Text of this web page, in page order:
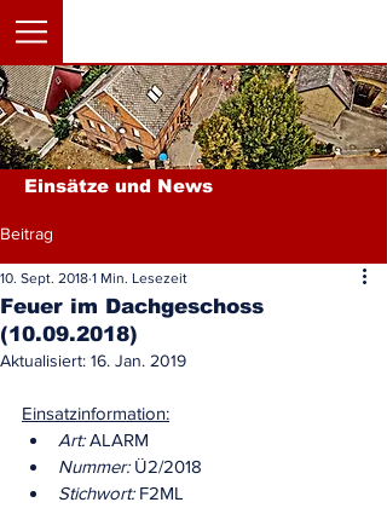
Einsätze und News
Beitrag
Feuer im Dachgeschoss
(10.09.2018)
10. Sept. 2018 1 Min. Lesezeit
Aktualisiert: 16. Jan. 2019
Einsatzinformation:
Art: ALARM
Nummer: Ü2/2018
Stichwort: F2ML